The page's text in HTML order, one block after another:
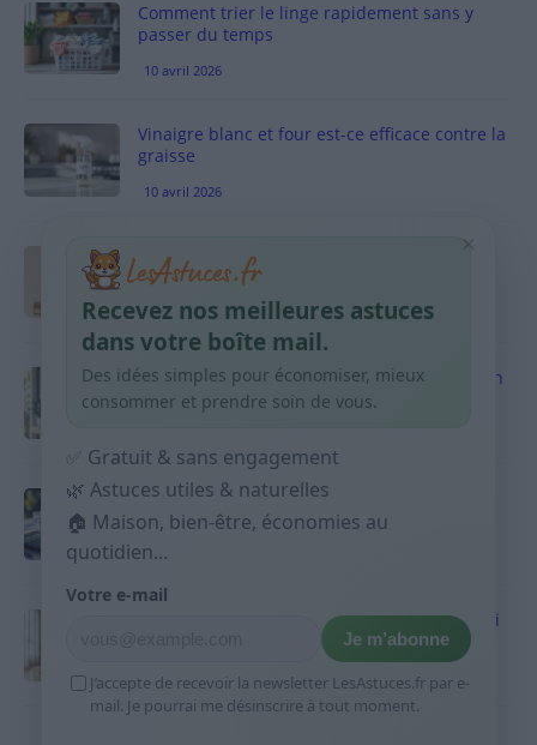
Comment trier le linge rapidement sans y
passer du temps
10 avril 2026
Vinaigre blanc et four est-ce efficace contre la
graisse
10 avril 2026
Taches pigmentaires : routine simple +
habitudes qui aident
9 avril 2026
Produits ménagers : comment économiser en
courses sans acheter 10 sprays
Budget mensuel : méthode rapide pour
répartir son salaire dès le jour de paie
9 avril 2026
Sport 10 minutes par jour est-ce utile et quoi
9 avril 2026
×
Recevez nos meilleures astuces
dans votre boîte mail.
Des idées simples pour économiser, mieux
consommer et prendre soin de vous.
✅ Gratuit & sans engagement
🌿 Astuces utiles & naturelles
🏠 Maison, bien-être, économies au
quotidien...
Votre e-mail
Je m’abonne
J’accepte de recevoir la newsletter LesAstuces.fr par e-
mail. Je pourrai me désinscrire à tout moment.